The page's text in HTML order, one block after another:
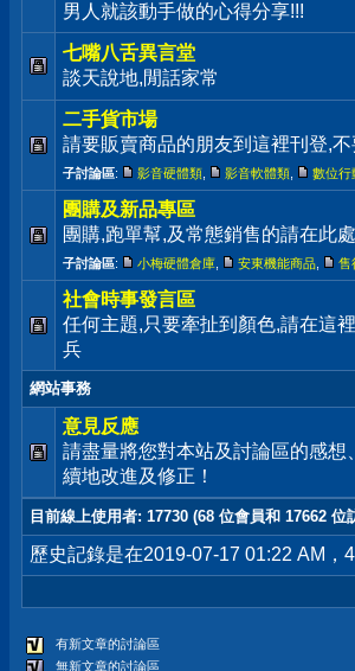
男人就該動手做的心得分享!!!
七嘴八舌異言堂
談天說地,閒話家常
二手貨市場
請要販賣商品的朋友到這裡刊登,
子討論區: 影音硬體類 影音軟體類 數位行
團購及新品專區
團購,跑單幫,及常態銷售的請在此
子討論區: 小梅硬體倉庫 安東機能商品 售
社會時事發言區
任何主題,只要牽扯到顏色,請在這
兵
網站事務
意見反應
請盡量將您對本站及討論區的感
續地改進及修正！
目前線上使用者: 17730 (68 位會員和 17662 位
歷史記錄是在2019-07-17 01:22 AM，
有新文章的討論區
無新文章的討論區